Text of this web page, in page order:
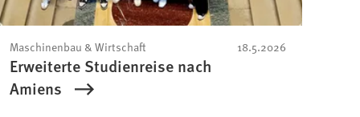
18.5.2026
Maschinenbau & Wirtschaft
Erweiterte Studienreise nach
Amiens